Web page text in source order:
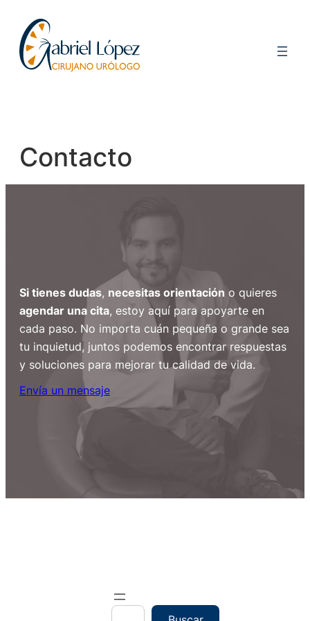
contenido
Contacto
Si tienes dudas, necesitas orientación o quieres
agendar una cita, estoy aquí para apoyarte en
cada paso. No importa cuán pequeña o grande sea
tu inquietud, juntos podemos encontrar respuestas
y soluciones para mejorar tu calidad de vida.
Envía un mensaje
B